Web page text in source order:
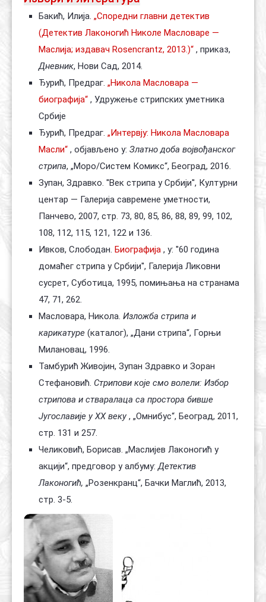
Бакић, Илија. „Споредни главни детектив
(Детектив Лаконогић Николе Масловаре —
Маслија; издавач Rosencrantz, 2013.)“ , приказ,
Дневник, Нови Сад, 2014.
Ђурић, Предраг. „Никола Масловара —
биографија“ , Удружење стрипских уметника
Србије
Ђурић, Предраг. „Интервју: Никола Масловара
Масли“ , објављено у: Златно доба војвођанског
стрипа, „Моро/Систем Комикс“, Београд, 2016.
Зупан, Здравко. ''Век стрипа у Србији'', Културни
центар — Галерија савремене уметности,
Панчево, 2007, стр. 73, 80, 85, 86, 88, 89, 99, 102,
108, 112, 115, 121, 122 и 136.
Ивков, Слободан. Биографија , у: ''60 година
домаћег стрипа у Србији'', Галерија Ликовни
сусрет, Суботица, 1995, помињања на странама
47, 71, 262.
Масловара, Никола. Изложба стрипа и
карикатуре (каталог), „Дани стрипа“, Горњи
Милановац, 1996.
Тамбурић Живојин, Зупан Здравко и Зоран
Стефановић. Стрипови које смо волели: Избор
стрипова и стваралаца са простора бивше
Југославије у XX веку, „Омнибус“, Београд, 2011,
стр. 131 и 257.
Челиковић, Борисав. „Маслијев Лаконогић у
акцији“, предговор у албуму:Детектив
Лаконогић, „Розенкранц“, Бачки Маглић, 2013,
стр. 3-5.